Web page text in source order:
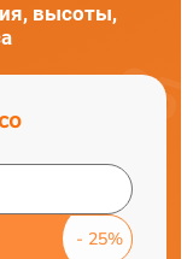
высоты,